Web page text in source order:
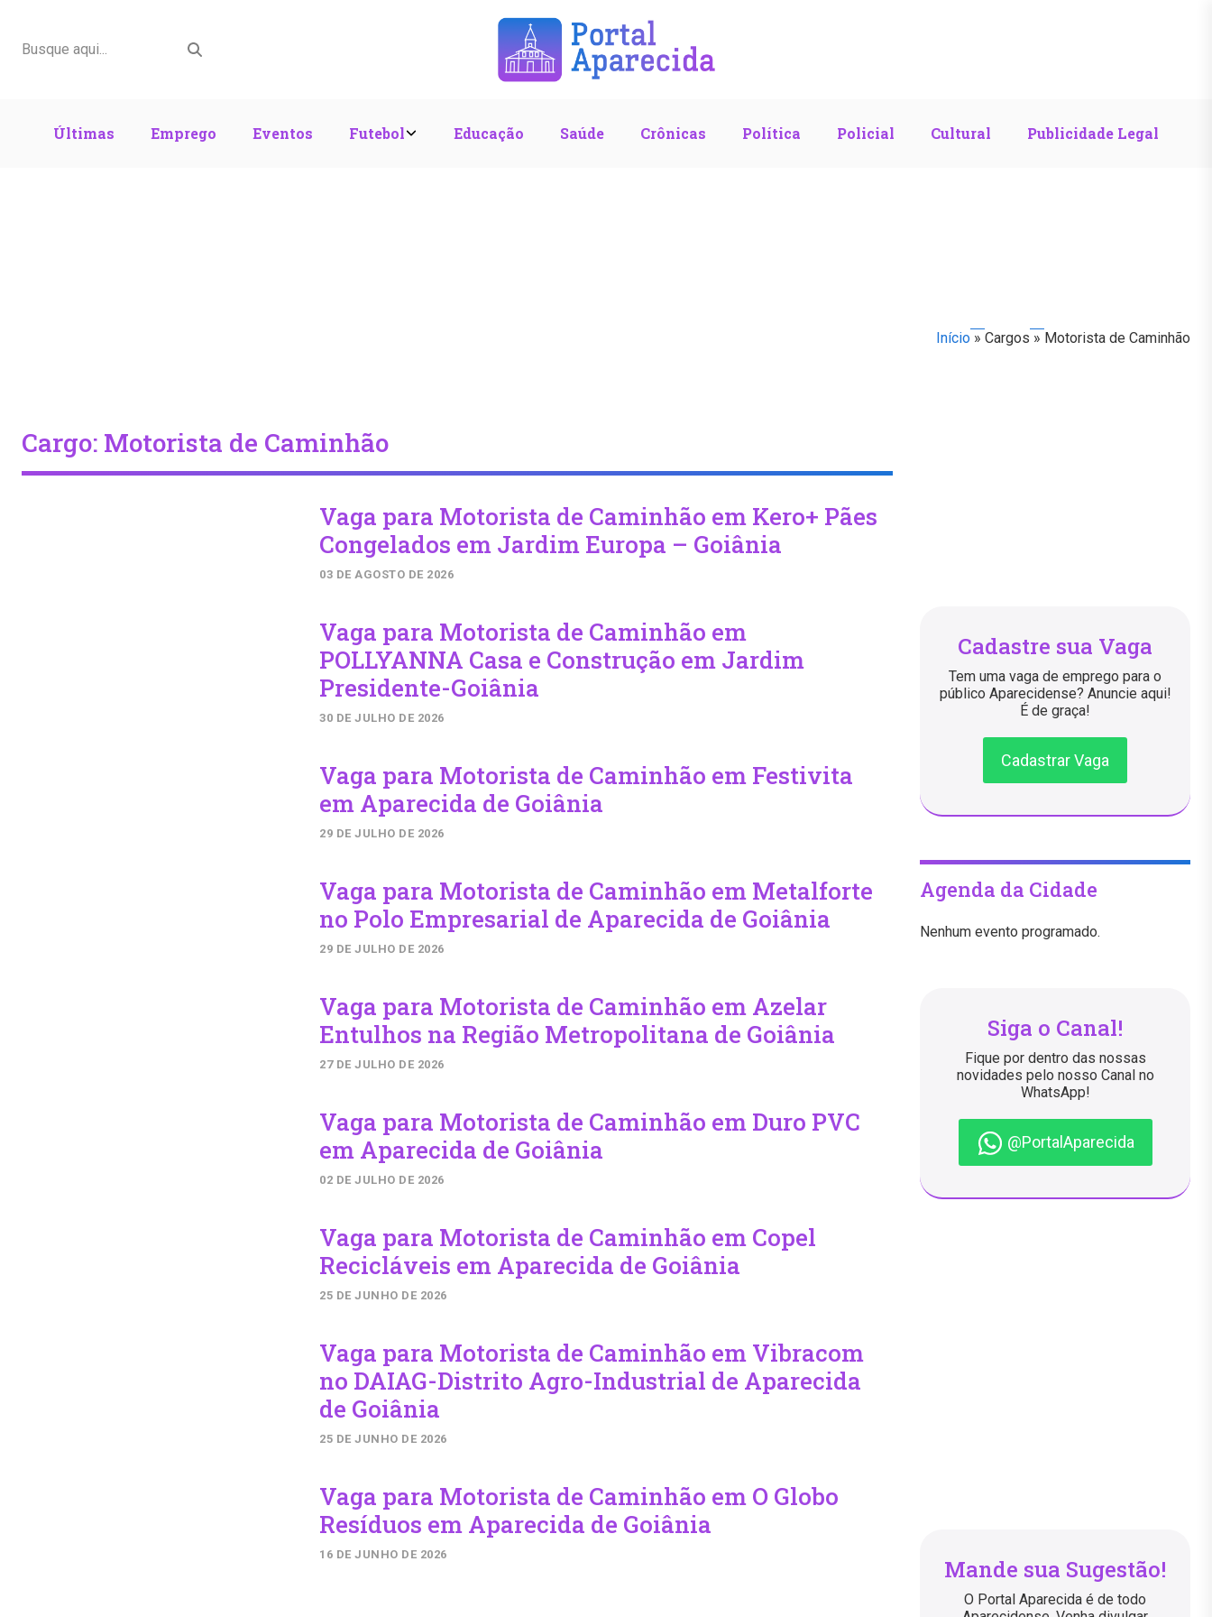
Últimas Emprego Eventos Futebol Educação Saúde Crônicas Política Policial Cultural Publicidade Legal
Início » Cargos » Motorista de Caminhão
Cargo: Motorista de Caminhão
Vaga para Motorista de Caminhão em Kero+ Pães
Congelados em Jardim Europa – Goiânia
03 DE AGOSTO DE 2026
Vaga para Motorista de Caminhão em
POLLYANNA Casa e Construção em Jardim
Presidente-Goiânia
30 DE JULHO DE 2026
Vaga para Motorista de Caminhão em Festivita
em Aparecida de Goiânia
29 DE JULHO DE 2026
Vaga para Motorista de Caminhão em Metalforte
no Polo Empresarial de Aparecida de Goiânia
29 DE JULHO DE 2026
Vaga para Motorista de Caminhão em Azelar
Entulhos na Região Metropolitana de Goiânia
27 DE JULHO DE 2026
Vaga para Motorista de Caminhão em Duro PVC
em Aparecida de Goiânia
02 DE JULHO DE 2026
Vaga para Motorista de Caminhão em Copel
Recicláveis em Aparecida de Goiânia
25 DE JUNHO DE 2026
Vaga para Motorista de Caminhão em Vibracom
no DAIAG-Distrito Agro-Industrial de Aparecida
de Goiânia
25 DE JUNHO DE 2026
Vaga para Motorista de Caminhão em O Globo
Resíduos em Aparecida de Goiânia
16 DE JUNHO DE 2026
Cadastre sua Vaga
Tem uma vaga de emprego para o
público Aparecidense? Anuncie aqui!
É de graça!
Cadastrar Vaga
Agenda da Cidade
Nenhum evento programado.
Siga o Canal!
Fique por dentro das nossas
novidades pelo nosso Canal no
WhatsApp!
@PortalAparecida
Mande sua Sugestão!
O Portal Aparecida é de todo